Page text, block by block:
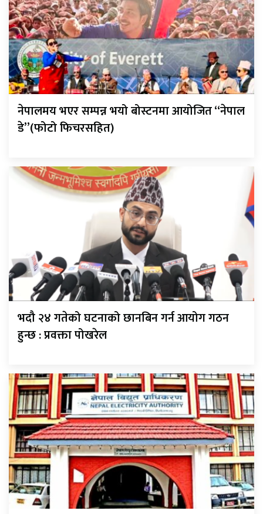
नेपालमय भएर सम्पन्न भयो बोस्टनमा आयोजित “नेपाल
डे”(फोटो फिचरसहित)
भदौ २४ गतेको घटनाको छानबिन गर्न आयोग गठन
हुन्छ : प्रवक्ता पोखरेल